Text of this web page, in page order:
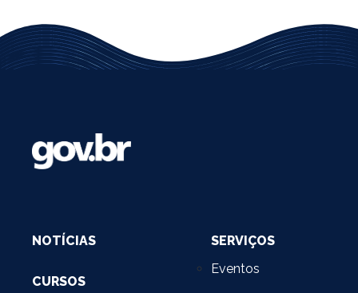
NOTÍCIAS
CURSOS
SERVIÇOS
Eventos